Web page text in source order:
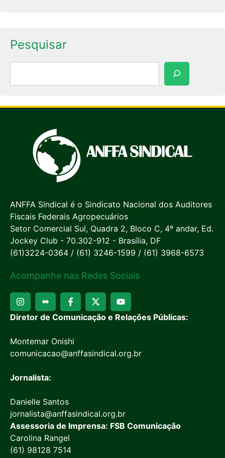
Pesquisar
ANFFA Sindical é o Sindicato Nacional dos Auditores
Fiscais Federais Agropecuários
Setor Comercial Sul, Quadra 2, Bloco C, 4º andar, Ed.
Jockey Club - 70.302-912 - Brasília, DF
(61)3224-0364 / (61) 3246-1599 / (61) 3968-6573
Acompanhe nas Redes Sociais
Diretor de Comunicação e Relações Públicas:
Montemar Onishi
comunicacao@anffasindical.org.br
Jornalista:
Danielle Santos
jornalista@anffasindical.org.br
Assessoria de Imprensa: FSB Comunicação
Carolina Rangel
(61) 98128 7514